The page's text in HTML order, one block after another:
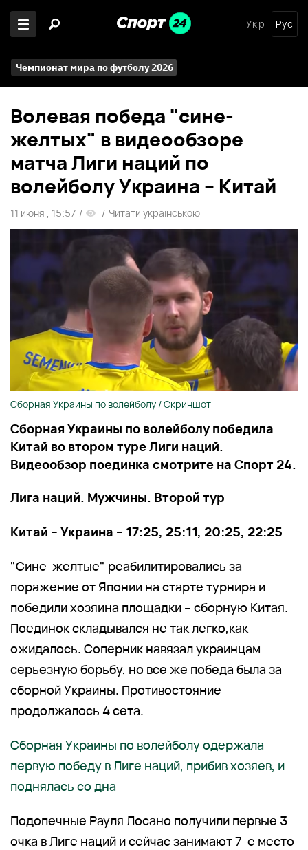
Укр Рус
Чемпионат мира по футболу 2026
Волевая победа "сине-
желтых" в видеообзоре
матча Лиги наций по
волейболу Украина – Китай
11 июня , 15:57 / / Читати українською
Сборная Украины по волейболу / Скриншот
Сборная Украины по волейболу победила
Китай во втором туре Лиги наций.
Видеообзор поединка смотрите на Спорт 24.
Лига наций. Мужчины. Второй тур
Китай – Украина – 17:25, 25:11, 20:25, 22:25
"Сине-желтые" реабилитировались за
поражение от Японии на старте турнира и
победили хозяина площадки – сборную Китая.
Поединок складывался не так легко,как
ожидалось. Соперник навязал украинцам
серьезную борьбу, но все же победа была за
сборной Украины. Противостояние
продолжалось 4 сета.
Сборная Украины по волейболу одержала
первую победу в Лиге наций, прибив хозяев, и
поднялась со дна
Подопечные Рауля Лосано получили первые 3
очка в Лиге наций и сейчас занимают 7-е место